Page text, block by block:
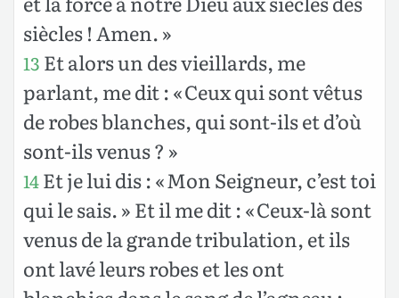
siècles ! Amen. »
13 Et alors un des vieillards, me
parlant, me dit : « Ceux qui sont vêtus
de robes blanches, qui sont-ils et d’où
sont-ils venus ? »
14Et je lui dis : « Mon Seigneur, c’est toi
qui le sais. » Et il me dit : « Ceux-là sont
venus de la grande tribulation, et ils
ont lavé leurs robes et les ont